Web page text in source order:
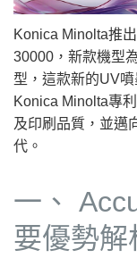
Konica Minolta推
30000，新款機型
型，這款新的UV
Konica Minolta專
及印刷品質，並邁
代。
一、
要優勢解